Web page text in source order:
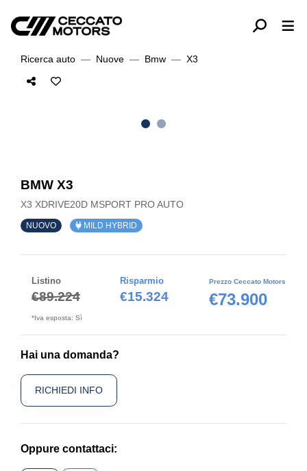
Ricerca auto Nuove Bmw X3
BMW X3
X3 XDRIVE20D MSPORT PRO AUTO
NUOVO MILD HYBRID
Listino
€89.224
Risparmio
€15.324
Prezzo Ceccato Motors
€73.900
*Iva esposta: Sì
Hai una domanda?
RICHIEDI INFO
Oppure contattaci: